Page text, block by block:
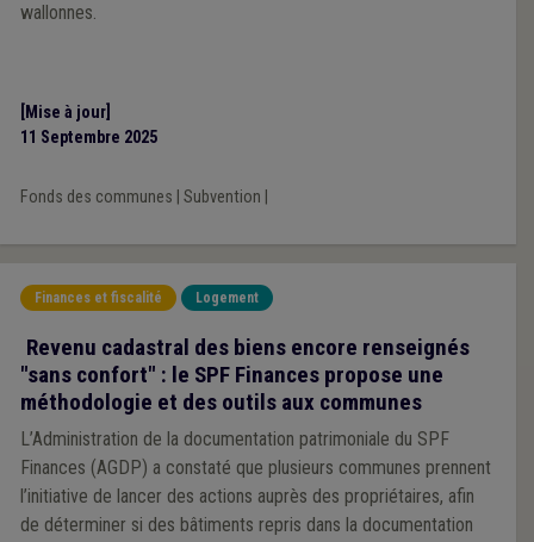
wallonnes.
[Mise à jour]
11 Septembre 2025
Fonds des communes Subvention
Finances et fiscalité Logement
Revenu cadastral des biens encore renseignés
"sans confort" : le SPF Finances propose une
méthodologie et des outils aux communes
L’Administration de la documentation patrimoniale du SPF
Finances (AGDP) a constaté que plusieurs communes prennent
l’initiative de lancer des actions auprès des propriétaires, afin
de déterminer si des bâtiments repris dans la documentation